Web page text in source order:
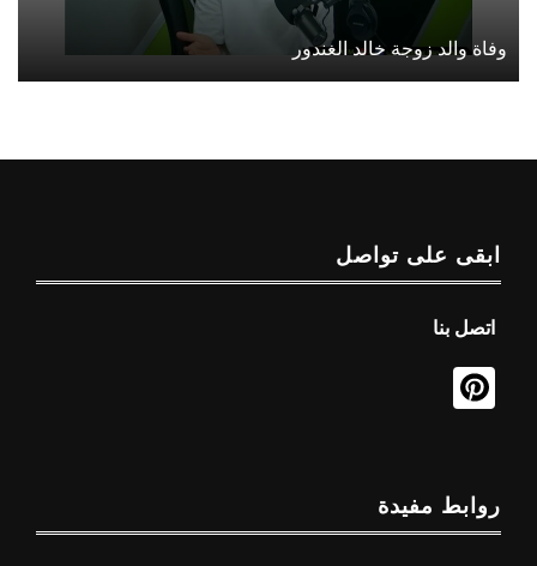
وفاة والد زوجة خالد الغندور
ابقى على تواصل
اتصل بنا
روابط مفيدة